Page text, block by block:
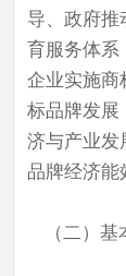
导、政府推
育服务体系
企业实施商
标品牌发展
济与产业发
品牌经济能
（二）基